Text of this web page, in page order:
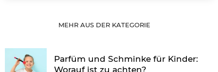
MEHR AUS DER KATEGORIE
Parfüm und Schminke für Kinder:
Worauf ist zu achten?